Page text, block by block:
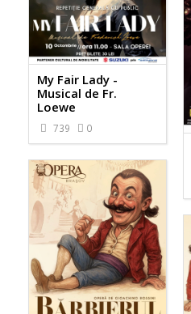
My Fair Lady -
Musical de Fr.
Loewe
739 0